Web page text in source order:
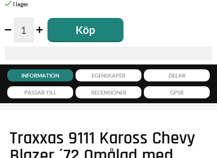
Köp
INFORMATION EGENSKAPER DELAR
PASSAR TILL RECENSIONER GPSR
Traxxas 9111 Kaross Chevy